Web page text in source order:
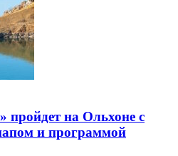
на Ольхоне с
и программой